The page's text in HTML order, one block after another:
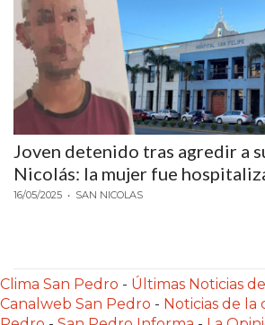
CRUZ
COLÓN
(BUENOS
AIRES)
MEJOR
GIMNASIO
DE
PRECIOS
EN
Joven detenido tras agredir a
Nicolás: la mujer fue
16/05/2025 • SAN NICOLAS
Clima San Pedro - Últimas Noticias
Canalweb San Pedro - Noticias de la